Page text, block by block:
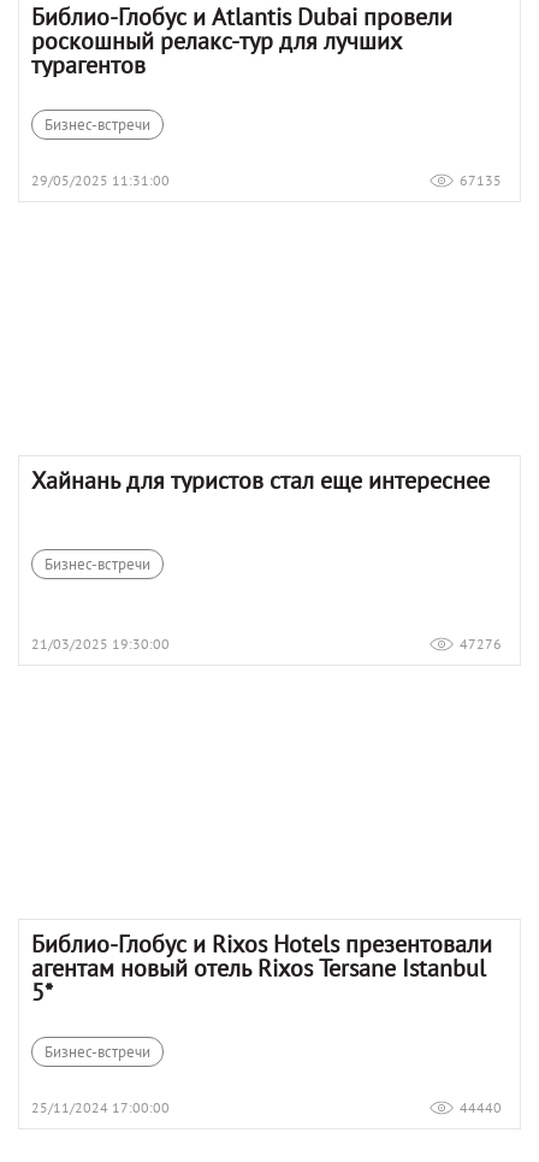
Библио-Глобус и Atlantis Dubai провели
роскошный релакс-тур для лучших
турагентов
Бизнес-встречи
29/05/2025 11:31:00 67135
Хайнань для туристов стал еще интереснее
Бизнес-встречи
21/03/2025 19:30:00 47276
Библио-Глобус и Rixos Hotels презентовали
агентам новый отель Rixos Tersane Istanbul
5*
Бизнес-встречи
25/11/2024 17:00:00 44440